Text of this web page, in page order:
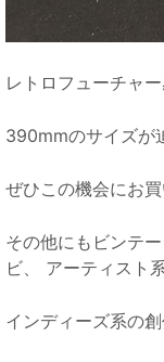
レトロフューチャ
390mmのサイズが
ぜひこの機会にお
その他にもビンテ
ビ、 アーティスト系
インディーズ系の